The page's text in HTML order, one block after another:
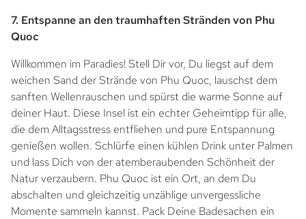
7. Entspanne an den traumhaften Stränden von Phu
Quoc
Willkommen im Paradies! Stell Dir vor, Du liegst auf dem
weichen Sand der Strände von Phu Quoc, lauschst dem
sanften Wellenrauschen und spürst die warme Sonne auf
deiner Haut. Diese Insel ist ein echter Geheimtipp für alle,
die dem Alltagsstress entfliehen und pure Entspannung
genießen wollen. Schlürfe einen kühlen Drink unter Palmen
und lass Dich von der atemberaubenden Schönheit der
Natur verzaubern. Phu Quoc ist ein Ort, an dem Du
abschalten und gleichzeitig unzählige unvergessliche
Momente sammeln kannst. Pack Deine Badesachen ein